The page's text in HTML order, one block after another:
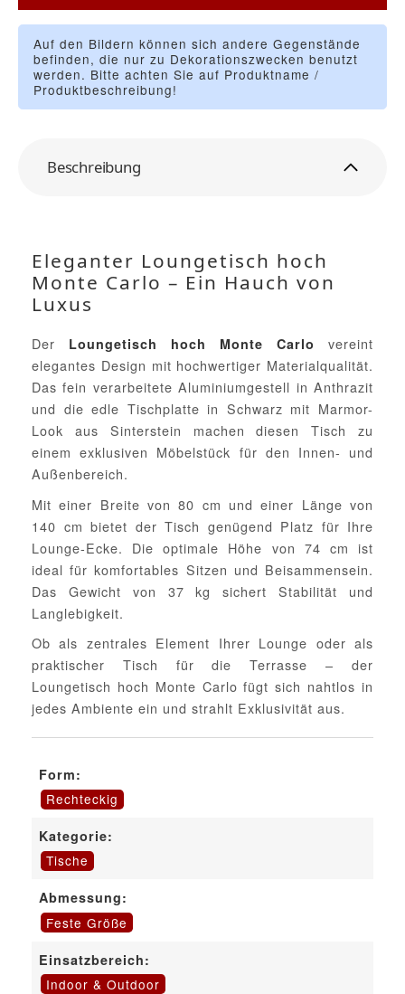
Auf den Bildern können sich andere Gegenstände
befinden, die nur zu Dekorationszwecken benutzt
werden. Bitte achten Sie auf Produktname /
Produktbeschreibung!
Beschreibung
Eleganter Loungetisch hoch
Monte Carlo – Ein Hauch von
Luxus
Der Loungetisch hoch Monte Carlo
vereint
elegantes Design mit hochwertiger Materialqualität.
Das fein verarbeitete Aluminiumgestell in Anthrazit
und die edle Tischplatte in Schwarz mit Marmor-
Look aus Sinterstein machen diesen Tisch zu
einem exklusiven Möbelstück für den Innen- und
Außenbereich.
Mit einer Breite von 80 cm und einer Länge von
140 cm bietet der Tisch genügend Platz für Ihre
Lounge-Ecke. Die optimale Höhe von 74 cm ist
ideal für komfortables Sitzen und Beisammensein.
Das Gewicht von 37 kg sichert Stabilität und
Langlebigkeit.
Ob als zentrales Element Ihrer Lounge oder als
praktischer Tisch für die Terrasse – der
Loungetisch hoch Monte Carlo fügt sich nahtlos in
jedes Ambiente ein und strahlt Exklusivität aus.
Form:
Rechteckig
Kategorie:
Tische
Abmessung:
Feste Größe
Einsatzbereich:
Indoor & Outdoor